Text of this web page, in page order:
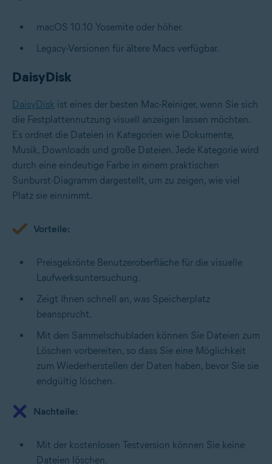
macOS 10.10 Yosemite oder höher.
Legacy-Versionen für ältere Macs verfügbar.
DaisyDisk
DaisyDisk ist eines der besten Mac-Reiniger, wenn Sie sich
die Festplattennutzung visuell anzeigen lassen möchten.
Es ordnet die Dateien in Kategorien wie Dokumente,
Musik, Downloads und große Dateien. Jede Kategorie wird
durch eine eindeutige Farbe in einem praktischen
Sunburst-Diagramm dargestellt, um zu zeigen, wie viel
Platz sie einnimmt.
Vorteile:
Preisgekrönte Benutzeroberfläche für die visuelle
Laufwerksuntersuchung.
Zeigt Ihnen schnell an, was Speicherplatz
beansprucht.
Mit den Sammelschubladen können Sie Dateien zum
Löschen vorbereiten, so dass Sie eine Möglichkeit
zum Wiederherstellen der Daten haben, bevor Sie sie
endgültig löschen.
Nachteile:
Mit der kostenlosen Testversion können Sie keine
Dateien löschen.